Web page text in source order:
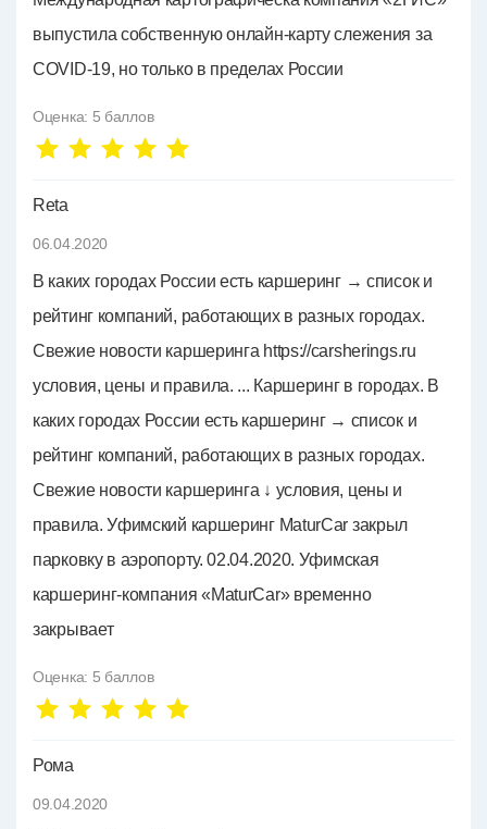
выпустила собственную онлайн-карту слежения за
COVID-19, но только в пределах России
Оценка: 5 баллов
Reta
06.04.2020
В каких городах России есть каршеринг → список и
рейтинг компаний, работающих в разных городах.
Свежие новости каршеринга https://carsherings.ru
условия, цены и правила. ... Каршеринг в городах. В
каких городах России есть каршеринг → список и
рейтинг компаний, работающих в разных городах.
Свежие новости каршеринга ↓ условия, цены и
правила. Уфимский каршеринг MaturCar закрыл
парковку в аэропорту. 02.04.2020. Уфимская
каршеринг-компания «MaturCar» временно
закрывает
Оценка: 5 баллов
Рома
09.04.2020